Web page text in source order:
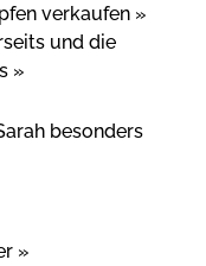
verkaufen »
und die
»
besonders
»